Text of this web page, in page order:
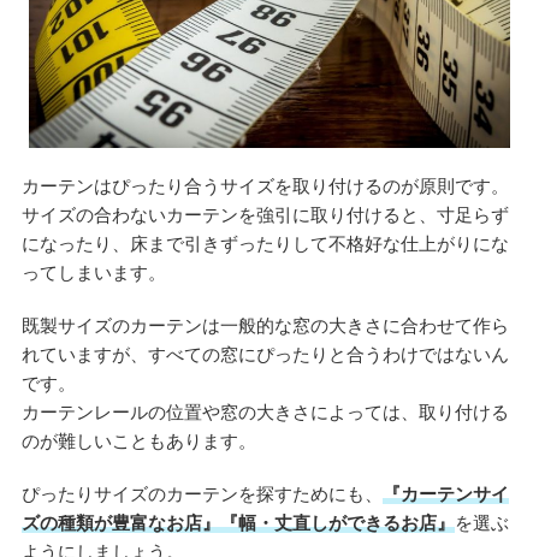
カーテンはぴったり合うサイズを取り付けるのが原則です。
サイズの合わないカーテンを強引に取り付けると、寸足らず
になったり、床まで引きずったりして不格好な仕上がりにな
ってしまいます。
既製サイズのカーテンは一般的な窓の大きさに合わせて作ら
れていますが、すべての窓にぴったりと合うわけではないん
です。
カーテンレールの位置や窓の大きさによっては、取り付ける
のが難しいこともあります。
ぴったりサイズのカーテンを探すためにも、 『カーテンサイ
ズの種類が豊富なお店』『幅・丈直しができるお店』を選ぶ
ようにしましょう。